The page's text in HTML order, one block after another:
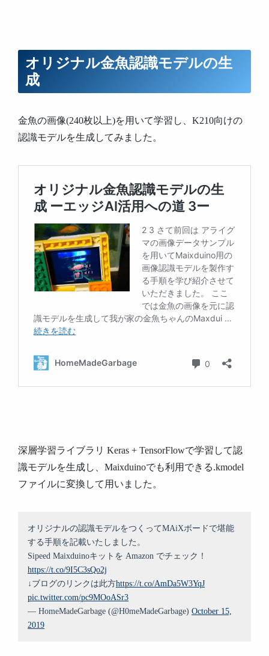
オリジナル金魚認識モデルの生
成
金魚の画像(240枚以上)を用いて学習し、K210向けの
認識モデルを生成してみました。
深層学習ライブラリ Keras + TensorFlowで学習して認
識モデルを生成し、Maixduinoでも利用できる.kmodel
ファイルに変換して用いました。
オリジナルの認識モデルをつくってMAiXボードで堪能
する手順を記載いたしました。
Sipeed Maixduinoキットを Amazon でチェック！
https://t.co/9I5C3sQo2j
↓ブログのリンクは此方https://t.co/AmDa5W3YqJ
pic.twitter.com/pc9MOoASr3
— HomeMadeGarbage (@H0meMadeGarbage) October 15,
2019